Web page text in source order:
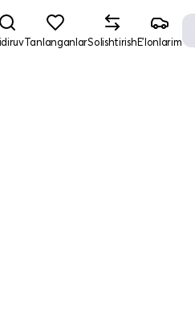
TanlanganlarSolishtirishE'lonlarim